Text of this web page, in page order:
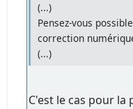
(...)
Pensez-vous
correction
(...)
C'est le cas pour